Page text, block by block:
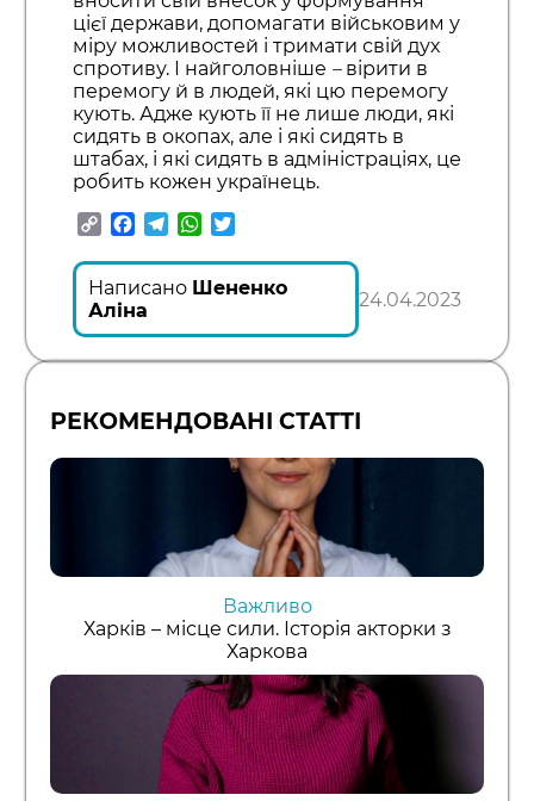
цієї держави, допомагати військовим у
міру можливостей і тримати свій дух
спротиву. І найголовніше –вірити в
перемогу й в людей, які цю перемогу
кують. Адже кують її не лише люди, які
сидять в окопах, але і які сидять в
штабах, і які сидять в адміністраціях, це
робить кожен українець.
CopyFacebook
TelegramWhatsApp
Написано Шененко
Аліна
24.04.2023
РЕКОМЕНДОВАНІ СТАТТІ
Важливо
Харків – місце сили. Історія акторки з
Харкова